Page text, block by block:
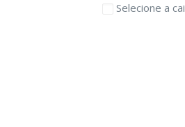
Selecione a